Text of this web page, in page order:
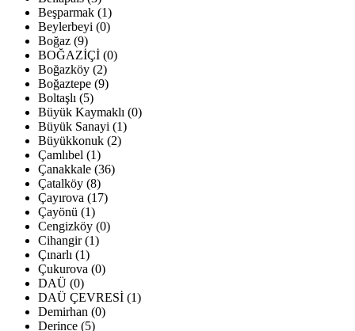
Beşparmak (1)
Beylerbeyi (0)
Boğaz (9)
BOĞAZİÇİ (0)
Boğazköy (2)
Boğaztepe (9)
Boltaşlı (5)
Büyük Kaymaklı (0)
Büyük Sanayi (1)
Büyükkonuk (2)
Çamlıbel (1)
Çanakkale (36)
Çatalköy (8)
Çayırova (17)
Çayönü (1)
Cengizköy (0)
Cihangir (1)
Çınarlı (1)
Çukurova (0)
DAÜ (0)
DAÜ ÇEVRESİ (1)
Demirhan (0)
Derince (5)